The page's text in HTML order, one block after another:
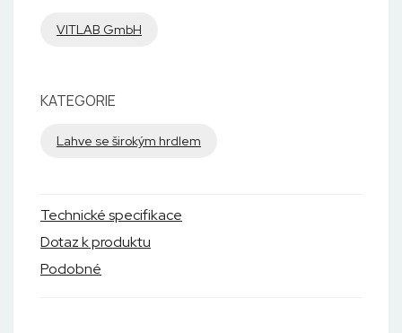
VITLAB GmbH
KATEGORIE
Lahve se širokým hrdlem
Technické specifikace
Dotaz k produktu
Podobné